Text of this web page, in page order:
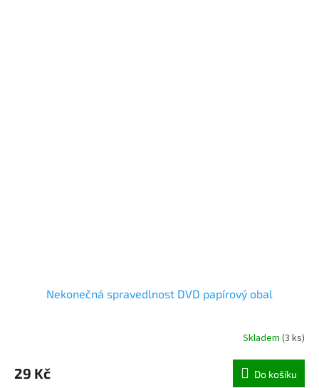
Nekonečná spravedlnost DVD papírový obal
Skladem (3 ks)
29 Kč Do košíku